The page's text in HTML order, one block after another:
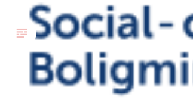
på høring til Bekendtgørelse om
Familieretshusets behandling af
sager om forældreskab ved
surrogataftaler
Adoptionspolitisk Forum har
følgende kommentarer til §6